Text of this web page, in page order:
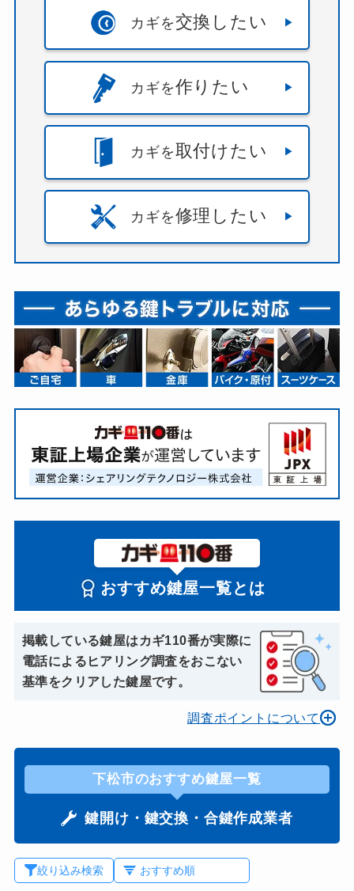
カギを交換したい
カギを作りたい
カギを取付けたい
カギを修理したい
おすすめ鍵屋一覧とは
掲載している鍵屋はカギ110番が実際に
電話によるヒアリング調査をおこない
基準をクリアした鍵屋です。
調査ポイントについて
下松市のおすすめ鍵屋一覧
鍵開け・鍵交換・合鍵作成業者
絞り込み検索